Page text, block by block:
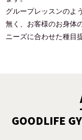
グループレッスンのよ
無く、お客様のお身体
ニーズに合わせた種目
GOODLIFE